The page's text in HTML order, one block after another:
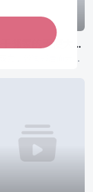
已完结
关于邻家的天使大人不知不觉把我惯成了废人这档子事 第二季
因成为了公寓邻居而开始交流的藤宫周与椎名真昼，在高中二年级的运动会结束后，终于正式交往。无论是亲手制作的料理还是浴衣约会，两人间充满了如新婚夫妻般的氛围，但那份怦然心动的感觉却依然让他们不知所措。随着